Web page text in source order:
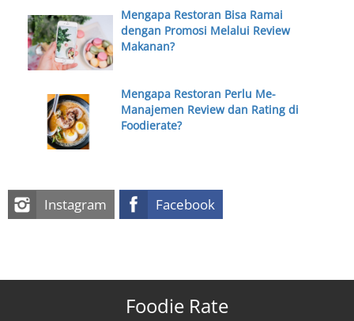
Mengapa Restoran Bisa Ramai
dengan Promosi Melalui Review
Makanan?
Mengapa Restoran Perlu Me-
Manajemen Review dan Rating di
Foodierate?
Instagram Facebook
Foodie Rate